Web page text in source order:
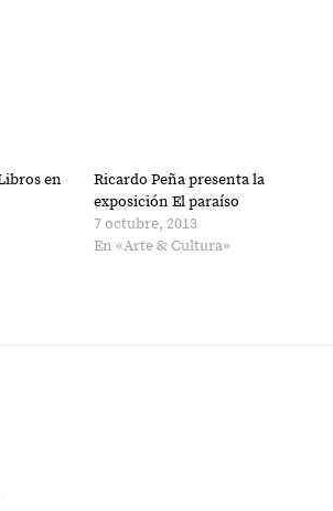
en
Ricardo Peña presenta la
exposición El paraíso
7 octubre, 2013
En «Arte & Cultura»